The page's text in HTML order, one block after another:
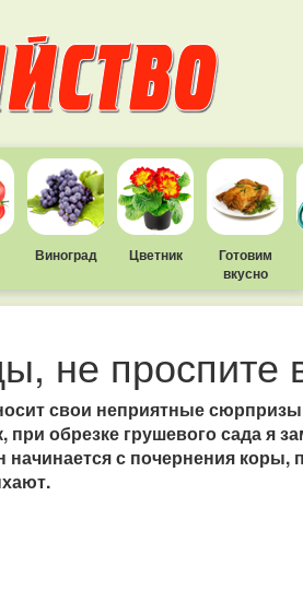
Виноград Цветник
Готовим
вкусно
не проспите
свои неприятные
при обрезке грушевого сада я
с почернения коры,